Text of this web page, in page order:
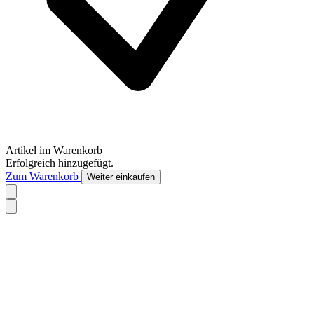
Artikel im Warenkorb
Erfolgreich hinzugefügt.
Zum Warenkorb
Weiter einkaufen